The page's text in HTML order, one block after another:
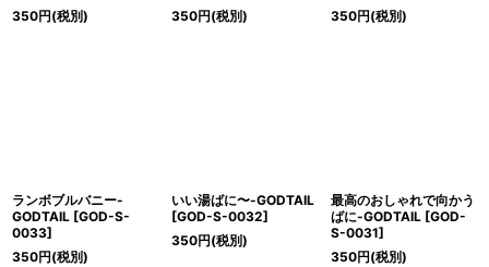
350円(税別)
350円(税別)
350円(税別)
ランボブルバニー-
GODTAIL [GOD-S-
0033]
350円(税別)
いい湯ばに〜-GODTAIL
[GOD-S-0032]
350円(税別)
最高のおしゃれで向かう
ばに-GODTAIL [GOD-
S-0031]
350円(税別)